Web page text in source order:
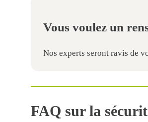
Vous voulez un
Nos experts seront ravis de
FAQ sur la